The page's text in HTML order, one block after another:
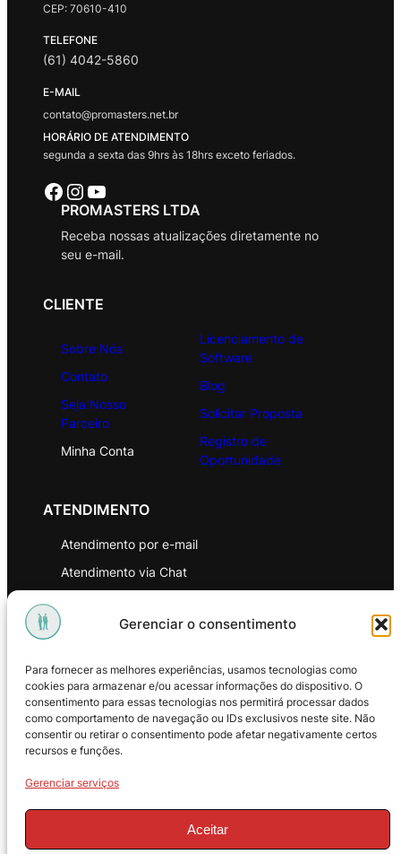
Gerenciar o consentimento
Para fornecer as melhores experiências, usamos tecnologias como
cookies para armazenar e/ou acessar informações do dispositivo. O
consentimento para essas tecnologias nos permitirá processar dados
como comportamento de navegação ou IDs exclusivos neste site. Não
consentir ou retirar o consentimento pode afetar negativamente certos
recursos e funções.
Gerenciar serviços
Aceitar
CEP: 70610-410
TELEFONE
(61) 4042-5860
E-MAIL
contato@promasters.net.br
HORÁRIO DE ATENDIMENTO
segunda a sexta das 9hrs às 18hrs exceto feriados.
Facebook Instagram Youtube
PROMASTERS LTDA
Receba nossas atualizações diretamente no
seu e-mail.
CLIENTE
Sobre Nós
Contato
Seja Nosso
Parceiro
Minha Conta
Licenciamento de
Software
Blog
Solicitar Proposta
Registro de
Oportunidade
ATENDIMENTO
Atendimento por e-mail
Atendimento via Chat
Política de Privacidade
Política de Troca e Devoluções
Política de Reembolso